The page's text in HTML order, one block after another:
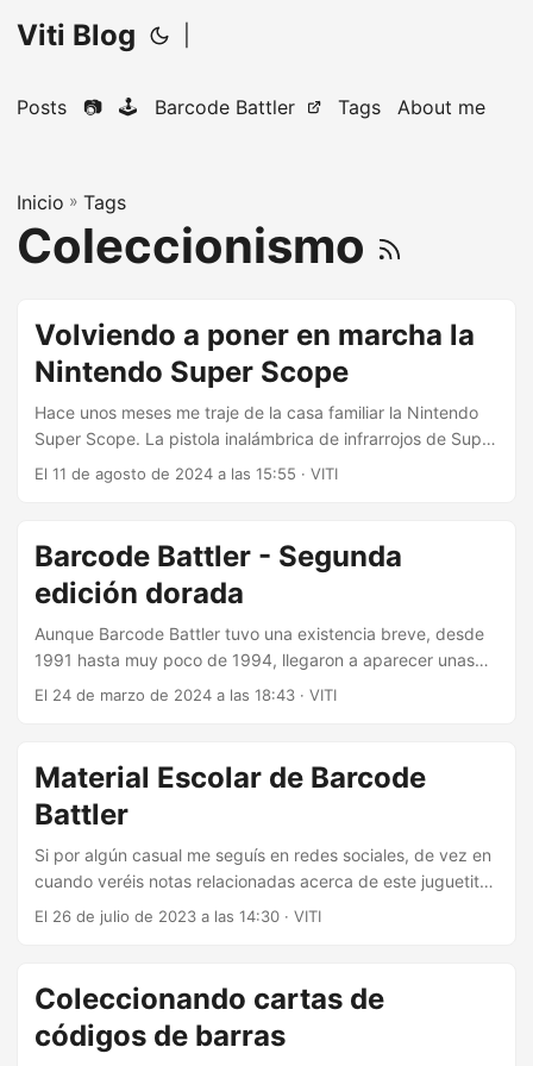
Viti Blog
Posts 📷 🕹️ Barcode Battler Tags About me
Inicio » Tags
Coleccionismo
Volviendo a poner en marcha la
Nintendo Super Scope
Hace unos meses me traje de la casa familiar la Nintendo
Super Scope. La pistola inalámbrica de infrarrojos de Super
Nintendo la pillé en un Cash Converters en los tiempos
Super Scope 6. Inalámbrico de los 90 Si buscáis otras
imágenes del bazooka, veréis que le falta la mira
telescópica que iba incluida....
El 11 de agosto de 2024 a las 15:55 · VITI
Barcode Battler - Segunda
edición dorada
Aunque Barcode Battler tuvo una existencia breve, desde
1991 hasta muy poco de 1994, llegaron a aparecer unas
cuantas ediciones especiales de la consola. Varias como
corresponde a la segunda edición dorada. Barcode Battler
tuvo en Japón dos versiones de hardware. La primera
versión sólo puedes manejar una clase de jugador,
jugadores son limitados....
El 24 de marzo de 2024 a las 18:43 · VITI
Material Escolar de Barcode
Battler
Si por algún casual me seguís en redes sociales, de vez en
cuando veréis notas relacionadas acerca de este juguetito
de códigos de barras de vida breve llamado Barcode
mi colección de tarjetas escaneadas cuando voy teniendo
tiempo. A día de hoy hay 669 tarjetas publicadas y en total
ahora mismo tengo sobre unas 1250....
El 26 de julio de 2023 a las 14:30 · VITI
Coleccionando cartas de
códigos de barras